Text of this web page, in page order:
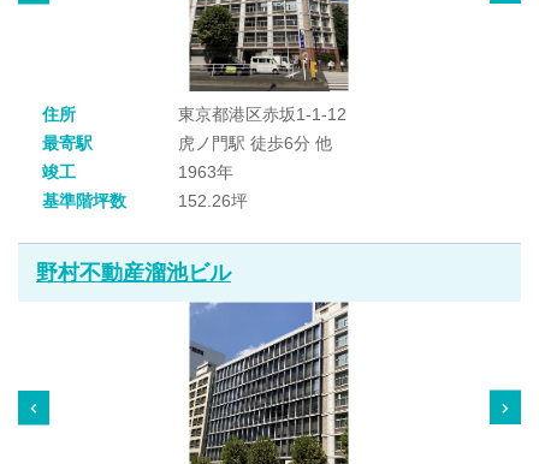
住所
東京都港区赤坂1-1-12
最寄駅
虎ノ門駅 徒歩6分 他
竣工
1963年
基準階坪数
152.26坪
野村不動産溜池ビル